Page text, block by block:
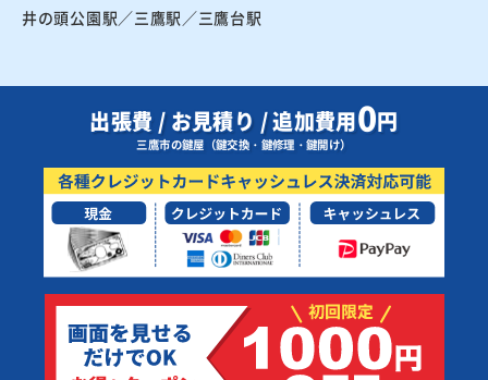
井の頭公園駅／三鷹駅／三鷹台駅
出張費 / お見積り / 追加費用0円
三鷹市の鍵屋（鍵交換・鍵修理・鍵開け）